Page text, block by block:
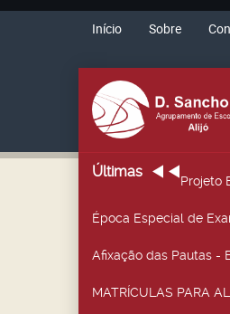
Início Sobre
Últimas
Projeto
Época Especial de
Afixação das Pautas -
MATRÍCULAS PARA